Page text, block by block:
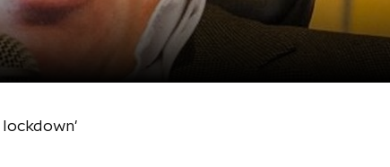
lockdown'